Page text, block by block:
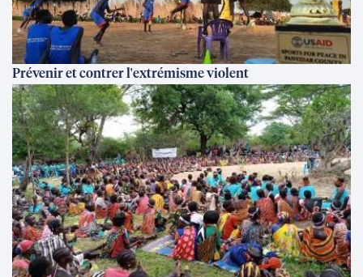
Prévenir et contrer l'extrémisme violent